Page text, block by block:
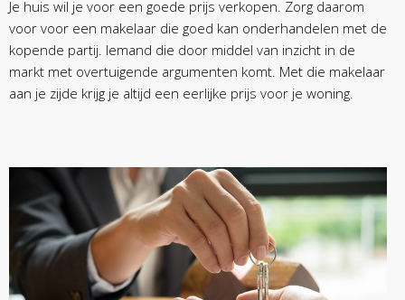
Je huis wil je voor een goede prijs verkopen. Zorg daarom
voor voor een makelaar die goed kan onderhandelen met de
kopende partij. Iemand die door middel van inzicht in de
markt met overtuigende argumenten komt. Met die makelaar
aan je zijde krijg je altijd een eerlijke prijs voor je woning.